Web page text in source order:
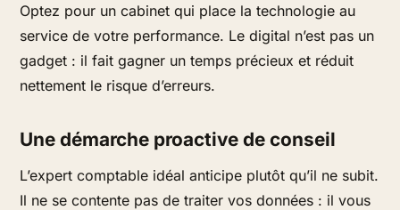
Optez pour un cabinet qui place la technologie au
service de votre performance. Le digital n’est pas un
gadget : ilfait gagner un temps précieux et réduit
nettement le risque d’erreurs.
Une démarche proactive de conseil
L’expert comptable idéal anticipe plutôt qu’il ne subit.
Il ne se contente pas de traiter vos données : il vous